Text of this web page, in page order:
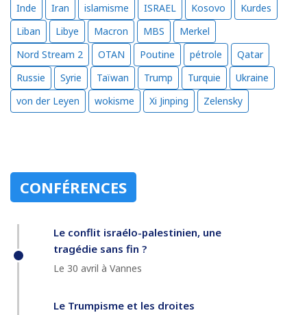
Inde
Iran islamisme ISRAEL Kosovo
Kurdes
Liban
Libye Macron MBS
Merkel
Nord Stream 2
OTAN Poutine pétrole
Qatar
Russie
Syrie Taïwan Trump Turquie
Ukraine
von der Leyen
wokisme Xi Jinping Zelensky
CONFÉRENCES
Le conflit israélo-palestinien, une
tragédie sans fin ?
Le 30 avril à Vannes
Le Trumpisme et les droites